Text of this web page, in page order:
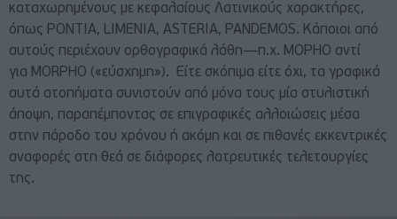
καταχωρημένους με κεφαλαίους Λατινικούς χαρακτήρες,
όπως PONTIA, LIMENIA, ASTERIA, PANDEMOS. Κάποιοι από
αυτούς περιέχουν ορθογραφικά λάθη—π.χ. MOPHO αντί
για MORPHO («εύσχημη»). Είτε σκόπιμα είτε όχι, τα γραφικά
αυτά ατοπήματα συνιστούν από μόνα τους μία στυλιστική
άποψη, παραπέμποντας σε επιγραφικές αλλοιώσεις μέσα
στην πάροδο του χρόνου ή ακόμη και σε πιθανές εκκεντρικές
αναφορές στη θεά σε διάφορες λατρευτικές τελετουργίες
της.